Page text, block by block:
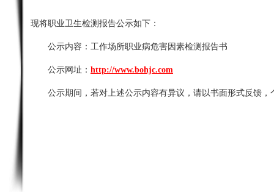
现将职业卫生检测报告公示如下：
公示内容： 工作场所职业病危害因素检测报告书
公示网址： http://www.bohjc.com
公示期间，若对上述公示内容有异议，请以书面形式反馈，